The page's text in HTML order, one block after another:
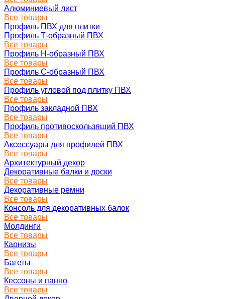
Алюминиевый лист
Все товары
Профиль ПВХ для плитки
Профиль Т-образный ПВХ
Все товары
Профиль H-образный ПВХ
Все товары
Профиль C-образный ПВХ
Все товары
Профиль угловой под плитку ПВХ
Все товары
Профиль закладной ПВХ
Все товары
Профиль противоскользящий ПВХ
Все товары
Аксессуары для профилей ПВХ
Все товары
Архитектурный декор
Декоративные балки и доски
Все товары
Декоративные ремни
Все товары
Консоль для декоративных балок
Все товары
Молдинги
Все товары
Карнизы
Все товары
Багеты
Все товары
Кессоны и панно
Все товары